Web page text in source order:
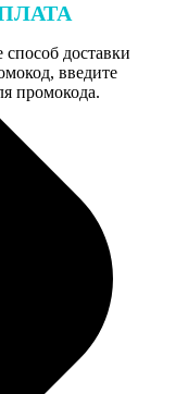
способ доставки
введите
промокода.